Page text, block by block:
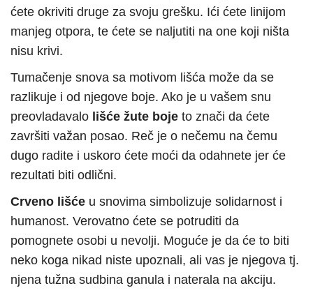
ćete okriviti druge za svoju grešku. Ići ćete linijom
manjeg otpora, te ćete se naljutiti na one koji ništa
nisu krivi.
Tumačenje snova sa motivom lišća može da se
razlikuje i od njegove boje. Ako je u vašem snu
preovladavalo lišće žute boje to znači da ćete
završiti važan posao. Reč je o nečemu na čemu
dugo radite i uskoro ćete moći da odahnete jer će
rezultati biti odlični.
Crveno lišće u snovima simbolizuje solidarnost i
humanost. Verovatno ćete se potruditi da
pomognete osobi u nevolji. Moguće je da će to biti
neko koga nikad niste upoznali, ali vas je njegova tj.
njena tužna sudbina ganula i naterala na akciju.